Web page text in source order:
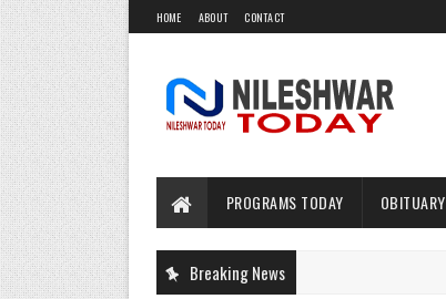
HOME ABOUT CONTACT
PROGRAMS TODAY OBITUARY
Breaking News